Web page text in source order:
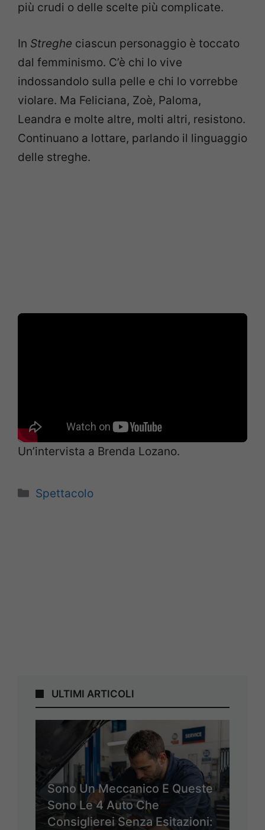
più crudi o delle scelte più complicate.
In Streghe ciascun personaggio è toccato
dal femminismo. C’è chi lo vive
indossandolo sulla pelle e chi lo vorrebbe
violare. Ma Feliciana, Zoè, Paloma,
Leandra e molte altre, molti altri, resistono.
Continuano a lottare, parlando il linguaggio
delle streghe.
Un’intervista a Brenda Lozano.
Categorie
Spettacolo
ULTIMI ARTICOLI
Sono Un Meccanico E Queste
Sono Le 4 Auto Che
Consiglierei Senza Esitazioni: